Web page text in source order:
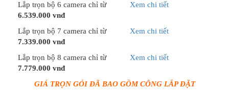
Lắp trọn bộ 6 camera chỉ từ
6.539.000 vnđ
Xem chi tiết
Lắp trọn bộ 7 camera chỉ từ
7.339.000 vnđ
Xem chi tiết
Lắp trọn bộ 8 camera chỉ từ
7.779.000 vnđ
Xem chi tiết
GIÁ TRỌN GÓI ĐÃ BAO GỒM CÔNG LẮP ĐẶT